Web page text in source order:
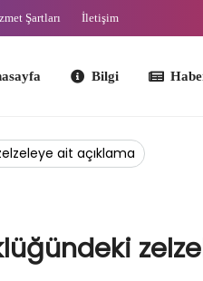
Şartları İletişim
Haberler
ait açıklama